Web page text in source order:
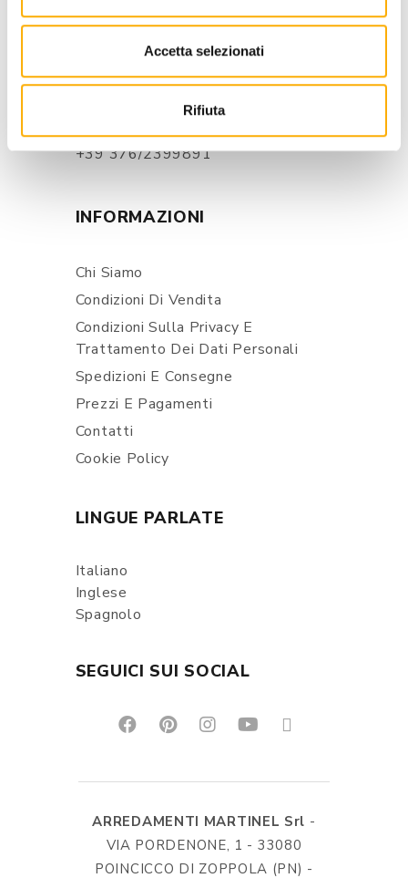
Accetta selezionati
Rifiuta
Zoppola 33080 (PN) - Italia
+39 0434 623137
+39 376/2399891
INFORMAZIONI
Chi Siamo
Condizioni Di Vendita
Condizioni Sulla Privacy E
Trattamento Dei Dati Personali
Spedizioni E Consegne
Prezzi E Pagamenti
Contatti
Cookie Policy
LINGUE PARLATE
Italiano
Inglese
Spagnolo
SEGUICI SUI SOCIAL
ARREDAMENTI MARTINEL Srl -
VIA PORDENONE, 1 - 33080
POINCICCO DI ZOPPOLA (PN) -